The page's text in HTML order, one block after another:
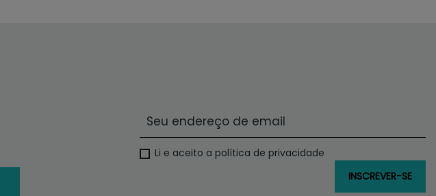
Li e aceito a política de privacidade